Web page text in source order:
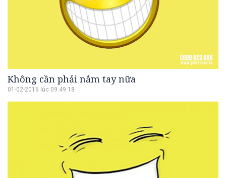
Không cần phải nắm tay nữa
01-02-2016 lúc 09:49:18